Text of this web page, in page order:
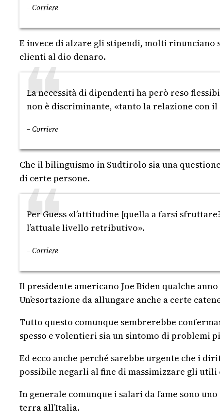
– Corriere
E invece di alzare gli stipendi, molti
clienti al dio denaro.
La necessità di dipendenti ha però reso
non è discriminante, «tanto la relazione con
– Corriere
Che il bilinguismo in Sudtirolo sia una
di certe persone.
Per Guess «l’attitudine [quella a farsi
l’attuale livello retributivo».
– Corriere
Il presidente americano Joe Biden qualche
Un’esortazione da allungare anche a certe
Tutto questo comunque sembrerebbe
spesso e volentieri sia un sintomo di problemi
Ed ecco anche perché sarebbe urgente che i
possibile negarli al fine di massimizzare gli
In generale comunque i salari da fame sono
terra all’Italia.